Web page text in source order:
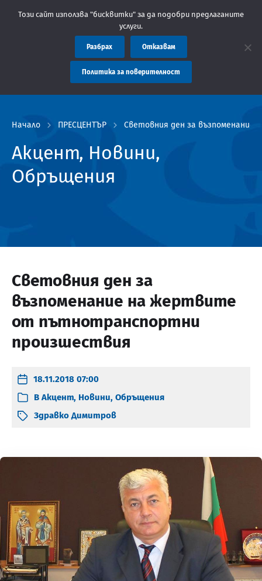
Областна администрация Пловдив препоръчва заплащането
Начало ПРЕСЦЕНТЪР Световния ден за
Акцент, Новини,
Обръщения
Световния ден за
възпоменание на жертвите
от пътнотранспортни
произшествия
18.11.2018 07:00
В Акцент, Новини, Обръщения
Здравко Димитров
Този сайт използва "бисквитки" за да подобри предлаганите
услуги.
Разбрах Отказвам
Политика за поверителност